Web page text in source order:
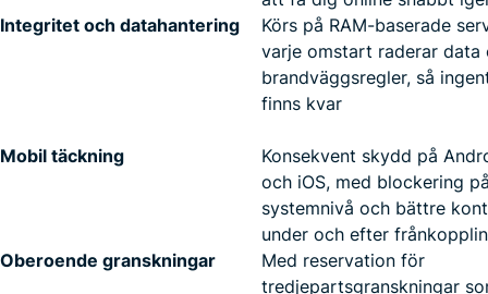
Integritet och datahantering
Körs på RAM-baserade
varje omstart raderar data
brandväggsregler, så
finns kvar
Mobil täckning
Konsekvent skydd på
och iOS, med blockering
systemnivå och bättre
under och efter
Oberoende granskningar
Med reservation för
tredjepartsgranskningar